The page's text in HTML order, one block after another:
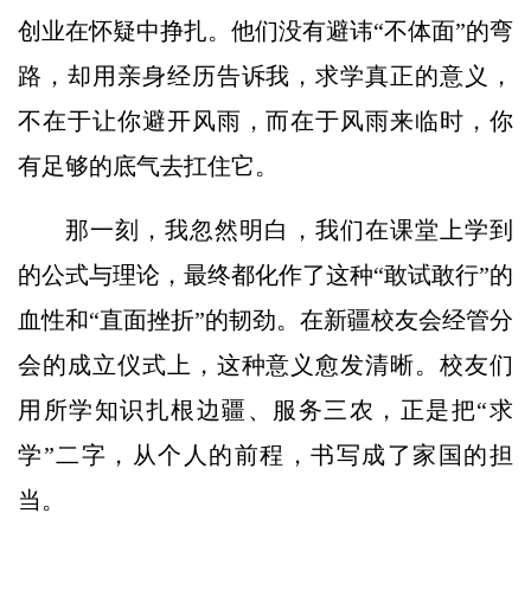
创业在怀疑中挣扎。他们没有避讳“不体面”的弯
路，却用亲身经历告诉我，求学真正的意义，
不在于让你避开风雨，而在于风雨来临时，你
有足够的底气去扛住它。
那一刻，我忽然明白，我们在课堂上学到
的公式与理论，最终都化作了这种“敢试敢行”的
血性和“直面挫折”的韧劲。在新疆校友会经管分
会的成立仪式上，这种意义愈发清晰。校友们
用所学知识扎根边疆、服务三农，正是把“求
学”二字，从个人的前程，书写成了家国的担
当。